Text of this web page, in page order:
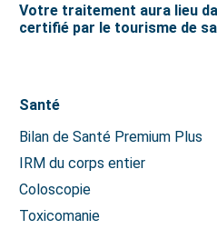
Votre traitement aura lieu
certifié par le tourisme de
Santé
Bilan de Santé Premium Plus
IRM du corps entier
Coloscopie
Toxicomanie